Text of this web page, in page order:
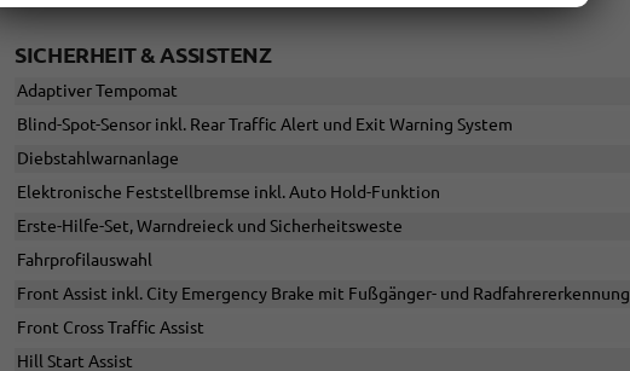
SICHERHEIT & ASSISTENZ
Adaptiver Tempomat
Blind-Spot-Sensor inkl. Rear Traffic Alert und Exit Warning System
Diebstahlwarnanlage
Elektronische Feststellbremse inkl. Auto Hold-Funktion
Erste-Hilfe-Set, Warndreieck und Sicherheitsweste
Fahrprofilauswahl
Front Assist inkl. City Emergency Brake mit Fußgänger- und Radfahrererkennung
Front Cross Traffic Assist
Hill Start Assist